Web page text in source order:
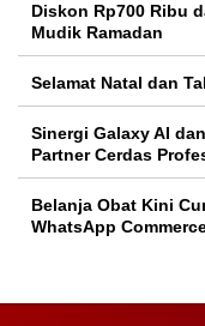
Diskon Rp700 Ribu
Mudik Ramadan
Selamat Natal dan
Sinergi Galaxy AI
Partner Cerdas
Belanja Obat Kini
WhatsApp